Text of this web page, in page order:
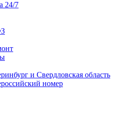
24/7
и Свердловская область
номер